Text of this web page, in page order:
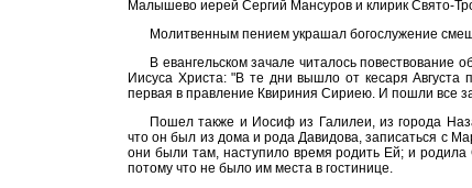
Малышево иерей Сергий Мансуров и клирик Свято-
Молитвенным пением украшал богослужение
В евангельском зачале читалось
Иисуса Христа: "В те дни вышло от кесаря
первая в правление Квириния Сириею. И пошли все
Пошел также и Иосиф из Галилеи, из города
что он был из дома и рода Давидова, записаться с
они были там, наступило время родить Ей; и
потому что не было им места в гостинице.